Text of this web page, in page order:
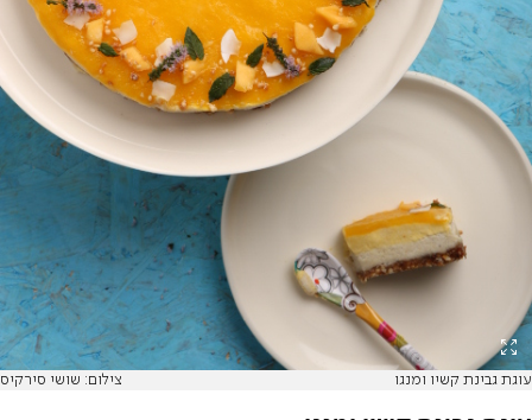
עוגת גבינת קשיו ומנגו צילום: שושי סירקיס